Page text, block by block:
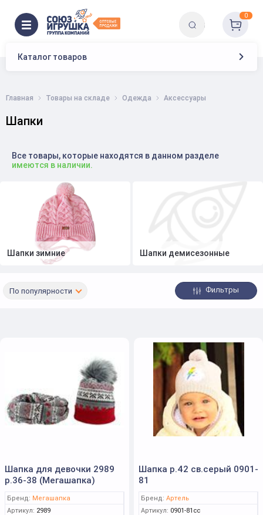
Каталог товаров
0
Главная Товары на складе Одежда Аксессуары
Шапки
Все товары, которые находятся в данном разделе
имеются в наличии.
Шапки зимние Шапки демисезонные
По популярности Фильтры
Шапка для девочки 2989
р.36-38 (Мегашапка)
Бренд: Мегашапка
Артикул: 2989
Шапка р.42 св.серый 0901-
81
Бренд: Артель
Артикул: 0901-81сс